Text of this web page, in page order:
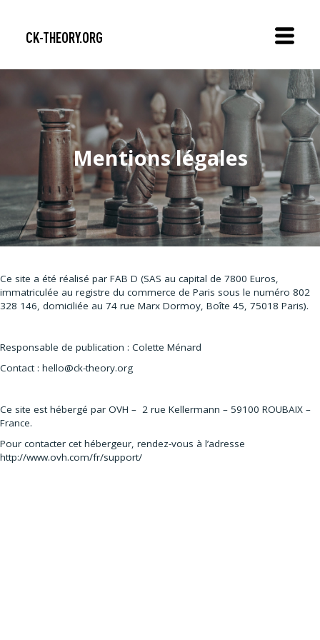
contentCK-THEORY.ORG
Mentions légales
Ce site a été réalisé par FAB D (SAS au capital de 7800 Euros,
immatriculée au registre du commerce de Paris sous le numéro 802
328 146, domiciliée au 74 rue Marx Dormoy, Boîte 45, 75018 Paris).
Responsable de publication : Colette Ménard
Contact : hello@ck-theory.org
Ce site est hébergé par OVH – 2 rue Kellermann – 59100 ROUBAIX –
France.
Pour contacter cet hébergeur, rendez-vous à l’adresse
http://www.ovh.com/fr/support/